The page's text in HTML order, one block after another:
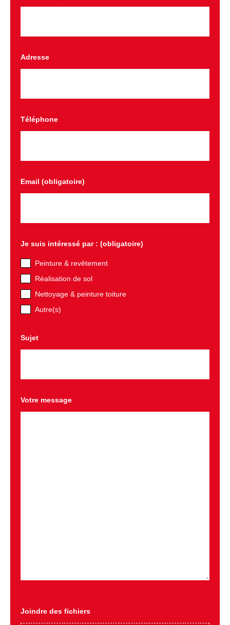
Adresse
Téléphone
Email (obligatoire)
Je suis intéressé par : (obligatoire)
Peinture & revêtement
Réalisation de sol
Nettoyage & peinture toiture
Autre(s)
Sujet
Votre message
Joindre des fichiers